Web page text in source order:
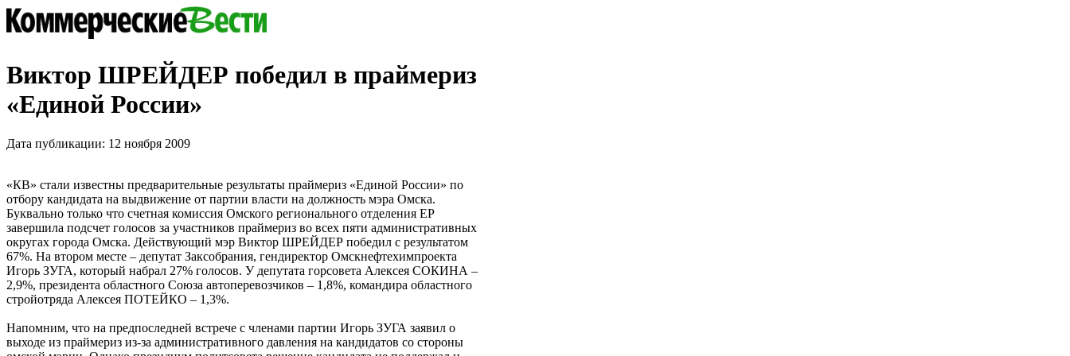
Виктор ШРЕЙДЕР победил в праймериз
«Единой России»
Дата публикации: 12 ноября 2009
«КВ» стали известны предварительные результаты праймериз «Единой России» по
отбору кандидата на выдвижение от партии власти на должность мэра Омска.
Буквально только что счетная комиссия Омского регионального отделения ЕР
завершила подсчет голосов за участников праймериз во всех пяти административных
округах города Омска. Действующий мэр Виктор ШРЕЙДЕР победил с результатом
67%. На втором месте – депутат Заксобрания, гендиректор Омскнефтехимпроекта
Игорь ЗУГА, который набрал 27% голосов. У депутата горсовета Алексея СОКИНА –
2,9%, президента областного Союза автоперевозчиков – 1,8%, командира областного
стройотряда Алексея ПОТЕЙКО – 1,3%.
Напомним, что на предпоследней встрече с членами партии Игорь ЗУГА заявил о
выходе из праймериз из-за административного давления на кандидатов со стороны